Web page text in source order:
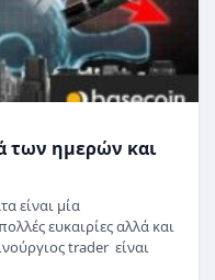
των ημερών και
είναι μία
ευκαιρίες αλλά και
trader είναι